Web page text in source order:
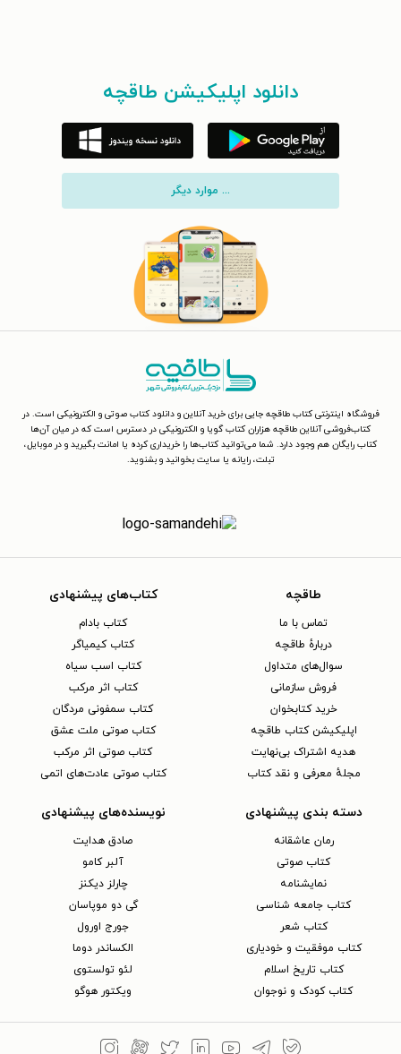
دانلود اپلیکیشن طاقچه
... موارد دیگر
فروشگاه اینترنتی کتاب طاقچه جایی برای خرید آنلاین و دانلود کتاب صوتی و الکترونیکی است. در
کتاب‌فروشی آنلاین طاقچه هزاران کتاب گویا و الکترونیکی در دسترس است که در میان آن‌ها
کتاب رایگان هم وجود دارد. شما می‌توانید کتاب‌ها را خریداری کرده یا امانت بگیرید و در موبایل،
تبلت، رایانه یا سایت بخوانید و بشنوید.
طاقچه
تماس با ما
دربارهٔ طاقچه
سوال‌های متداول
فروش سازمانی
خرید کتابخوان
اپلیکیشن کتاب طاقچه
هدیه اشتراک بی‌نهایت
مجلهٔ معرفی و نقد کتاب
کتاب‌های پیشنهادی
کتاب بادام
کتاب کیمیاگر
کتاب اسب سیاه
کتاب اثر مرکب
کتاب سمفونی مردگان
کتاب صوتی ملت عشق
کتاب صوتی اثر مرکب
کتاب صوتی عادت‌های اتمی
دسته بندی پیشنهادی
رمان عاشقانه
کتاب‌ صوتی
نمایشنامه
کتاب جامعه شناسی
کتاب شعر
کتاب موفقیت و خودیاری
کتاب تاریخ اسلام
کتاب کودک و نوجوان
نویسنده‌های پیشنهادی
صادق هدایت
آلبر کامو
چارلز دیکنز
گی دو موپاسان
جورج اورول
الکساندر دوما
لئو تولستوی
ویکتور هوگو